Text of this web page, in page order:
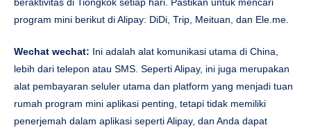
beraktivitas di Tiongkok setiap hari. Pastikan untuk mencari
program mini berikut di Alipay: DiDi, Trip, Meituan, dan Ele.me.
Wechat wechat: Ini adalah alat komunikasi utama di China,
lebih dari telepon atau SMS. Seperti Alipay, ini juga merupakan
alat pembayaran seluler utama dan platform yang menjadi tuan
rumah program mini aplikasi penting, tetapi tidak memiliki
penerjemah dalam aplikasi seperti Alipay, dan Anda dapat